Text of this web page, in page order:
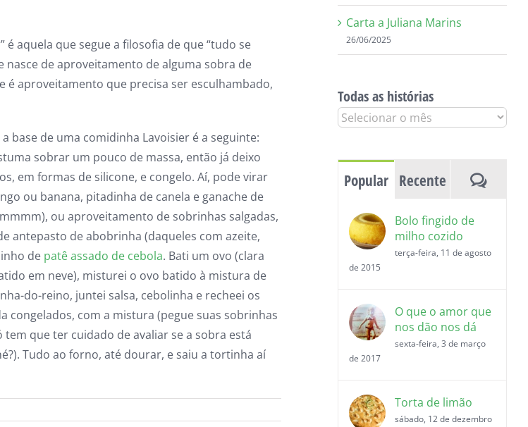
é aquela que segue a filosofia de que “tudo se
nasce de aproveitamento de alguma sobra de
é aproveitamento que precisa ser esculhambado,
base de uma comidinha Lavoisier é a seguinte:
sobrar um pouco de massa, então já deixo
em formas de silicone, e congelo. Aí, pode virar
ou banana, pitadinha de canela e ganache de
ou aproveitamento de sobrinhas salgadas,
antepasto de abobrinha (daqueles com azeite,
de patê assado de cebola. Bati um ovo (clara
em neve), misturei o ovo batido à mistura de
do-reino, juntei salsa, cebolinha e recheei os
congelados, com a mistura (pegue suas sobrinhas
tem que ter cuidado de avaliar se a sobra está
Tudo ao forno, até dourar, e saiu a tortinha aí
Carta a Juliana Marins
26/06/2025
Todas as histórias
Todas
Popular Recente
Bolo fingido de
milho cozido
terça-feira, 11 de agosto
de 2015
O que o amor que
nos dão nos dá
sexta-feira, 3 de março
de 2017
Torta de limão
sábado, 12 de dezembro